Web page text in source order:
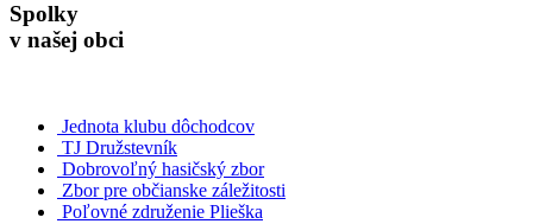
Spolky
v našej obci
Jednota klubu dôchodcov
TJ Družstevník
Dobrovoľný hasičský zbor
Zbor pre občianske záležitosti
Poľovné združenie Plieška